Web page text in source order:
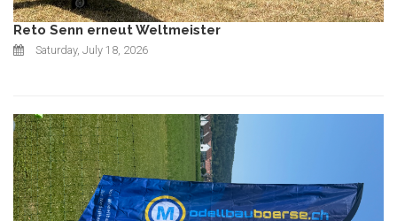
Reto Senn erneut Weltmeister
Saturday, July 18, 2026